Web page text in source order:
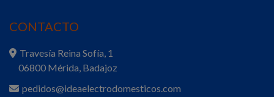
CONTACTO
Travesía Reina Sofía, 1
06800 Mérida, Badajoz
pedidos@ideaelectrodomesticos.com